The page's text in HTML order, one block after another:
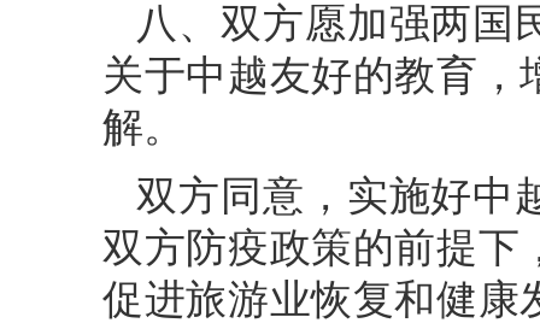
八、双方愿加强两国
关于中越友好的教育，
解。
双方同意，实施好中
双方防疫政策的前提下
促进旅游业恢复和健康